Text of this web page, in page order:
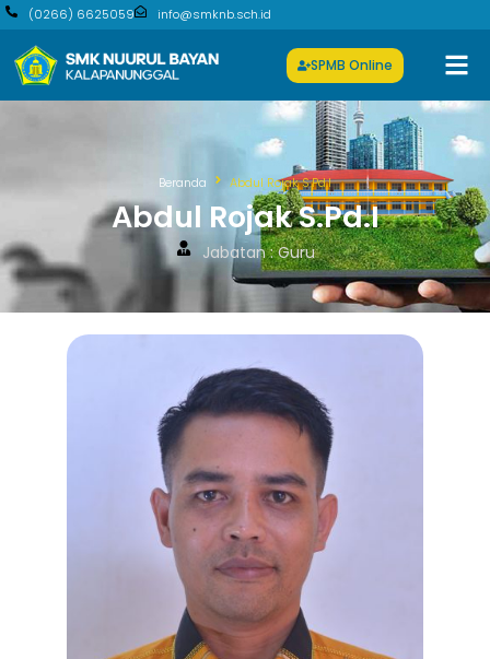
(0266) 6625059 info@smknb.sch.id
SPMB Online
Beranda Abdul Rojak S.Pd.I
Abdul Rojak S.Pd.I
Jabatan : Guru